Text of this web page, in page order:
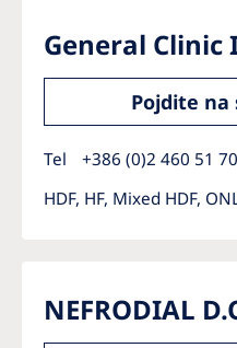
Asia Pacific
Asia Pacific
Australia
North America
General
Pojdite
Tel
+386 (0)2 460 51 70
HDF, HF, Mixed HDF,
NEFRODIAL